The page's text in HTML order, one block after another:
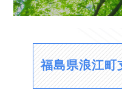
福島県浪江町